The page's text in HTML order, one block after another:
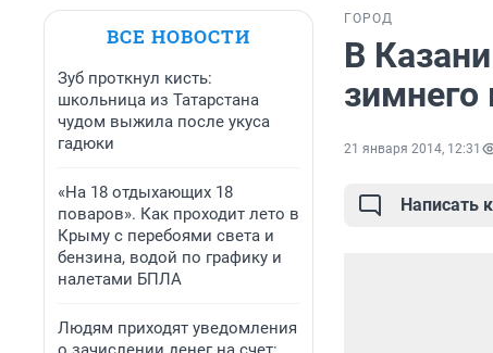
ВСЕ НОВОСТИ
Зуб проткнул кисть:
школьница из Татарстана
чудом выжила после укуса
гадюки
«На 18 отдыхающих 18
поваров». Как проходит лето в
Крыму с перебоями света и
бензина, водой по графику и
налетами БПЛА
Людям приходят уведомления
ГОРОД
В
зимнего
21 января 2014, 12:31
Написать